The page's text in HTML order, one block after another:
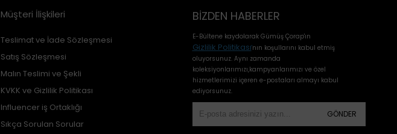
Müşteri İlişkileri
Teslimat ve İade Sözleşmesi
Satış Sözleşmesi
Malın Teslimi ve Şekli
KVKK ve Gizlilik Politikası
Influencer iş Ortaklığı
Sıkça Sorulan Sorular
BIZDEN HABERLER
E-Bültene kaydolarak Gümüş Çorap'ın
Gizlilik Politikası'nın koşullarını kabul etmiş
oluyorsunuz. Aynı zamanda
koleksiyonlarımızı,kampyanlarımızı ve özel
hizmetlerimizi içeren e-postaları almayı kabul
ediyorsunuz.
GÖNDER